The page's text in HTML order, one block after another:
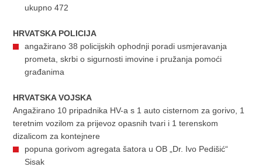
ukupno 472
HRVATSKA POLICIJA
angažirano 38 policijskih ophodnji poradi usmjeravanja
prometa, skrbi o sigurnosti imovine i pružanja pomoći
građanima
HRVATSKA VOJSKA
Angažirano 10 pripadnika HV-a s 1 auto cisternom za gorivo, 1
teretnim vozilom za prijevoz opasnih tvari i 1 terenskom
dizalicom za kontejnere
popuna gorivom agregata šatora u OB „Dr. Ivo Pedišić“
Sisak